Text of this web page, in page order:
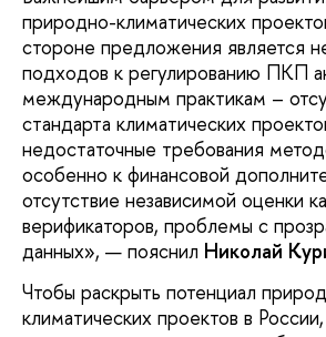
природно-климатических
стороне предложения является
подходов к регулированию ПКП
международным практикам –
стандарта климатических
недостаточные требования
особенно к финансовой
отсутствие независимой оценки
верификаторов, проблемы с
данных», — пояснил Николай
Чтобы раскрыть потенциал
климатических проектов в